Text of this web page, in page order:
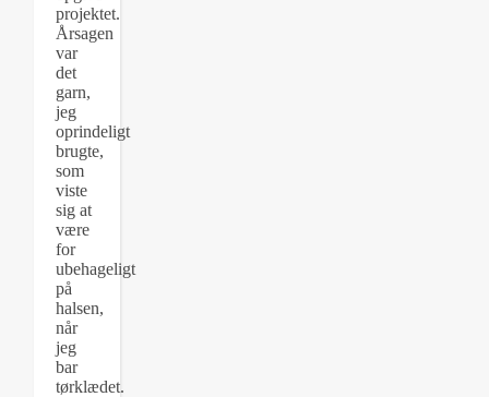
projektet.
Årsagen
var
det
garn,
jeg
oprindeligt
brugte,
som
viste
sig at
være
for
ubehageligt
på
halsen,
når
jeg
bar
tørklædet.